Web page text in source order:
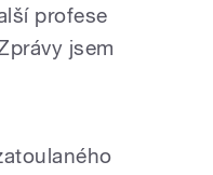
profese
jsem